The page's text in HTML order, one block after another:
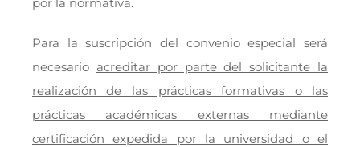
Para la suscripción del convenio especial será
necesario acreditar por parte del solicitante la
realización de las prácticas formativas o las
prácticas académicas externas mediante
certificación expedida por la universidad o el